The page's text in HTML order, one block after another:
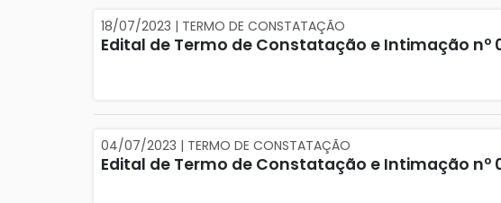
18/07/2023 | TERMO DE CONSTATAÇÃO
Edital de Termo de Constatação e Intimação nº
04/07/2023 | TERMO DE CONSTATAÇÃO
Edital de Termo de Constatação e Intimação nº